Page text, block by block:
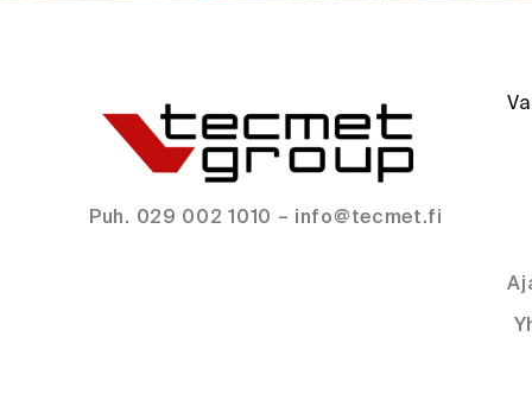
Puh. 029 002 1010 – info@tecmet.fi